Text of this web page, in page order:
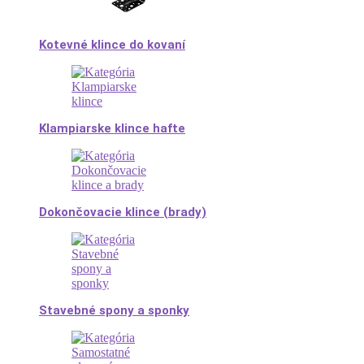
Kotevné klince do kovaní
Klampiarske klince hafte
Dokončovacie klince (brady)
Stavebné spony a sponky